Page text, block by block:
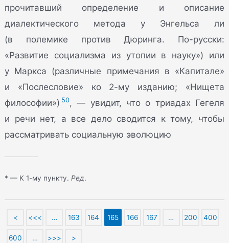
прочитавший определение и описание
диалектического метода у Энгельса ли
(в полемике против Дюринга. По-русски:
«Развитие социализма из утопии в науку») или
у Маркса (различные примечания в «Капитале»
и «Послесловие» ко 2-му изданию; «Нищета
философии») 50, — увидит, что о триадах Гегеля
и речи нет, а все дело сводится к тому, чтобы
рассматривать социальную эволюцию
* — К 1-му пункту.Ред.
< <<< … 163 164 165 166 167 … 200 400
600 … >>> >